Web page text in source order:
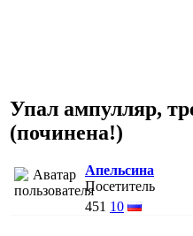
Упал ампулляр,
(починена!)
Апельсина
Посетитель
451 10